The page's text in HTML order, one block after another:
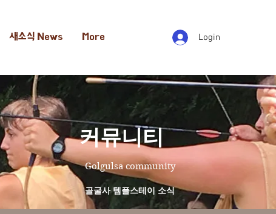
새소식 News More Login
​커뮤니티
Golgulsa community
골굴사 템플스테이 소식